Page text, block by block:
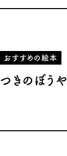
おすすめの絵本
つきのぼうや